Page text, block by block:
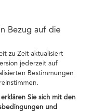
Bezug auf die
zu Zeit aktualisiert
jederzeit auf
Bestimmungen
Sie sich mit den
und